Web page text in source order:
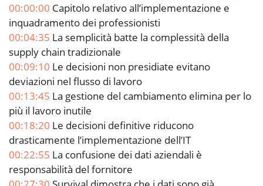
00:00:00 Capitolo relativo all’implementazione e
inquadramento dei professionisti
00:04:35 La semplicità batte la complessità della
supply chain tradizionale
00:09:10 Le decisioni non presidiate evitano
deviazioni nel flusso di lavoro
00:13:45 La gestione del cambiamento elimina per lo
più il lavoro inutile
00:18:20 Le decisioni definitive riducono
drasticamente l’implementazione dell’IT
00:22:55 La confusione dei dati aziendali è
responsabilità del fornitore